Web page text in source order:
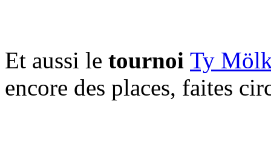
Et aussi le tournoi Ty
encore des places, faites